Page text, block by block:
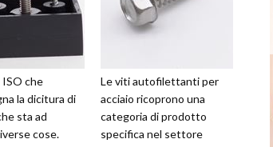
che
la dicitura di
sta ad
cose.
Le viti autofilettanti per
acciaio ricoprono una
categoria di prodotto
specifica nel settore